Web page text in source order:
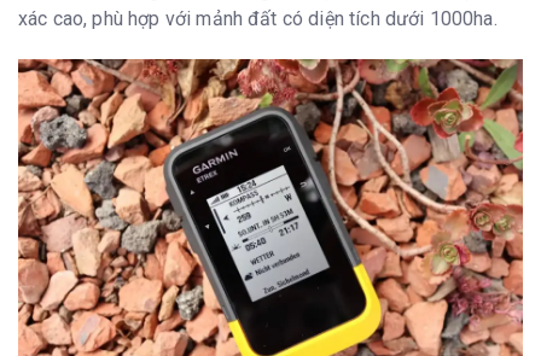
xác cao, phù hợp với mảnh đất có diện tích dưới 1000ha.